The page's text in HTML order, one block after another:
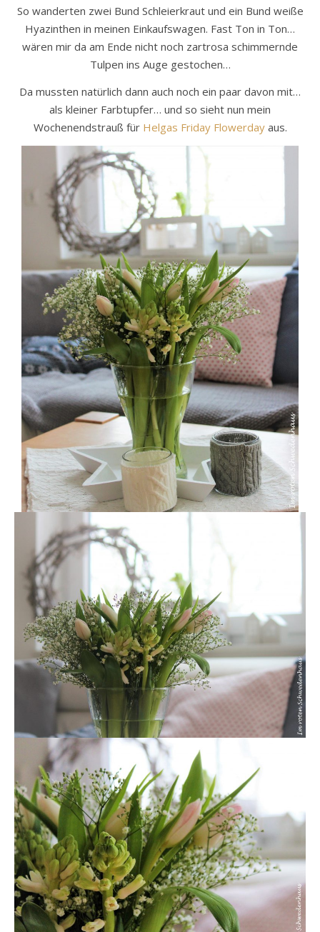
So wanderten zwei Bund Schleierkraut und ein Bund weiße
Hyazinthen in meinen Einkaufswagen. Fast Ton in Ton…
wären mir da am Ende nicht noch zartrosa schimmernde
Tulpen ins Auge gestochen…
Da mussten natürlich dann auch noch ein paar davon mit…
als kleiner Farbtupfer… und so sieht nun mein
Wochenendstrauß für Helgas Friday Flowerdayaus.